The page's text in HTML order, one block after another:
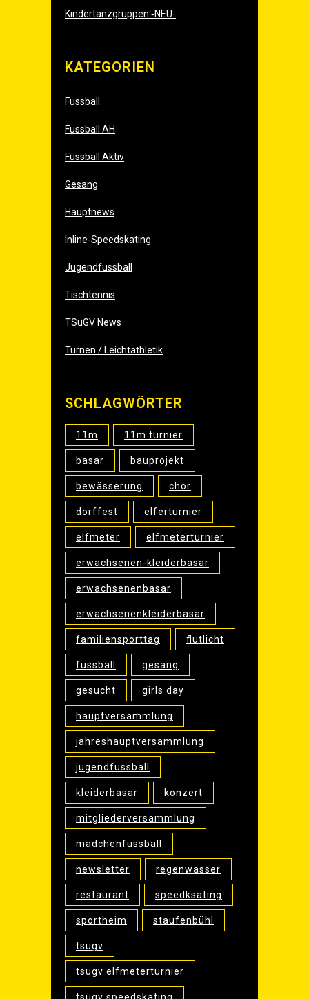
Kin­der­tanz­grup­pen ‑NEU-
KATE­GO­RIEN
Fussball
Fussball AH
Fussball Aktiv
Gesang
Hauptnews
Inline-Speedskating
Jugendfussball
Tischtennis
TSuGV News
Turnen / Leichtathletik
SCHLAG­WÖR­TER
11m 11m turnier
basar bauprojekt
bewässerung chor
dorffest elferturnier
elfmeter elfmeterturnier
erwachsenen-kleiderbasar
erwachsenenbasar
erwachsenenkleiderbasar
familiensporttag flutlicht
fussball gesang
gesucht girls day
hauptversammlung
jahreshauptversammlung
jugendfussball
kleiderbasar konzert
mitgliederversammlung
mädchenfussball
newsletter regenwasser
restaurant speedksating
sportheim staufenbühl
tsugv
tsugv elfmeterturnier